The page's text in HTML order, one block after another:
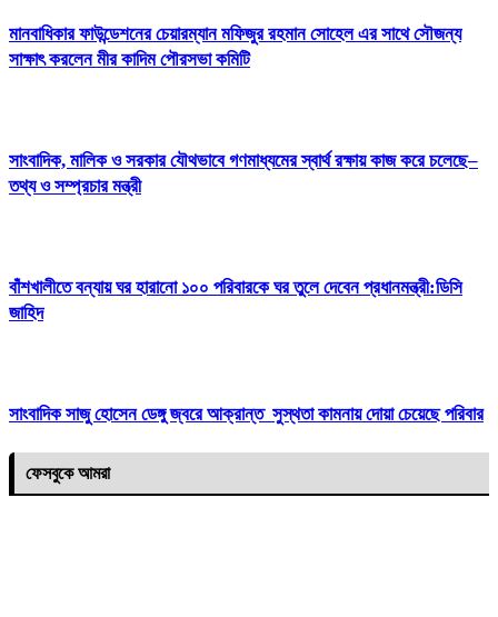
মানবাধিকার ফাউন্ডেশনের চেয়ারম্যান মফিজুর রহমান সোহেল এর সাথে সৌজন্য
সাক্ষাৎ করলেন মীর কাদিম পৌরসভা কমিটি
সাংবাদিক, মালিক ও সরকার যৌথভাবে গণমাধ্যমের স্বার্থ রক্ষায় কাজ করে চলেছে–
তথ্য ও সম্প্রচার মন্ত্রী
বাঁশখালীতে বন্যায় ঘর হারানো ১০০ পরিবারকে ঘর তুলে দেবেন প্রধানমন্ত্রী:ডিসি
জাহিদ
সাংবাদিক সাজু হোসেন ডেঙ্গু জ্বরে আক্রান্ত সুস্থতা কামনায় দোয়া চেয়েছে পরিবার
ফেসবুকে আমরা